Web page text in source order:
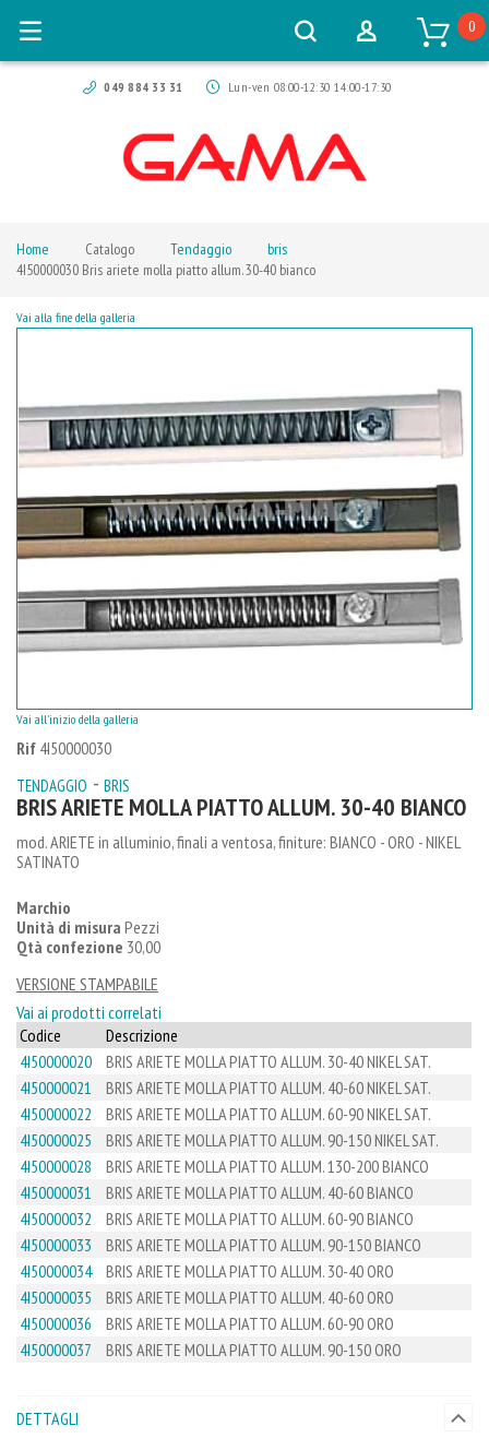
049 884 33 31 Lun-ven 08:00-12:30 14:00-17:30
0
Home Catalogo Tendaggio
bris
4I50000030 Bris ariete molla piatto allum. 30-40 bianco
Rif 4I50000030
TENDAGGIO - BRIS
BRIS ARIETE MOLLA PIATTO ALLUM. 30-40 BIANCO
mod. ARIETE in alluminio, finali a ventosa, finiture: BIANCO - ORO - NIKEL
SATINATO
Marchio
Unità di misura Pezzi
Qtà confezione 30,00
VERSIONE STAMPABILE
Vai ai prodotti correlati
Codice
Descrizione
4I50000020
BRIS ARIETE MOLLA PIATTO ALLUM. 30-40 NIKEL SAT.
4I50000021
BRIS ARIETE MOLLA PIATTO ALLUM. 40-60 NIKEL SAT.
4I50000022
BRIS ARIETE MOLLA PIATTO ALLUM. 60-90 NIKEL SAT.
4I50000025
BRIS ARIETE MOLLA PIATTO ALLUM. 90-150 NIKEL SAT.
4I50000028
BRIS ARIETE MOLLA PIATTO ALLUM. 130-200 BIANCO
4I50000031
BRIS ARIETE MOLLA PIATTO ALLUM. 40-60 BIANCO
4I50000032
BRIS ARIETE MOLLA PIATTO ALLUM. 60-90 BIANCO
4I50000033
BRIS ARIETE MOLLA PIATTO ALLUM. 90-150 BIANCO
4I50000034
BRIS ARIETE MOLLA PIATTO ALLUM. 30-40 ORO
4I50000035
BRIS ARIETE MOLLA PIATTO ALLUM. 40-60 ORO
4I50000036
BRIS ARIETE MOLLA PIATTO ALLUM. 60-90 ORO
4I50000037
BRIS ARIETE MOLLA PIATTO ALLUM. 90-150 ORO
Vai alla fine della galleria
Vai all'inizio della galleria
DETTAGLI